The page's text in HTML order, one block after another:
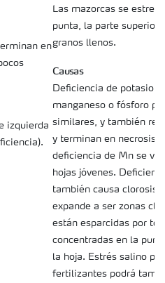
en
izquierda
Las mazorcas se
punta, la parte superior
granos llenos.
Causas
Deficiencia de potasio
manganeso o fósforo
similares, y también
y terminan en necrosis.
deficiencia de Mn se ve
hojas jóvenes.
también causa clorosis
expande a ser zonas
están esparcidas por
concentradas en la
la hoja. Estrés salino
fertilizantes podrá